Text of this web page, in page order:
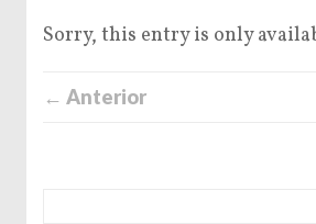
Sorry, this entry is only
← Anterior